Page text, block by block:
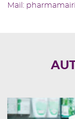
Mail: